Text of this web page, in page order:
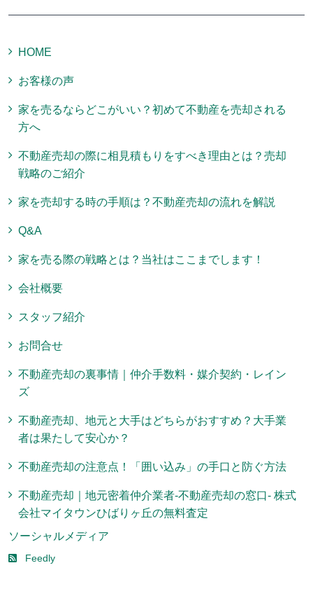
HOME
お客様の声
家を売るならどこがいい？初めて不動産を売却される
方へ
不動産売却の際に相見積もりをすべき理由とは？売却
戦略のご紹介
家を売却する時の手順は？不動産売却の流れを解説
Q&A
家を売る際の戦略とは？当社はここまでします！
会社概要
スタッフ紹介
お問合せ
不動産売却の裏事情｜仲介手数料・媒介契約・レイン
ズ
不動産売却、地元と大手はどちらがおすすめ？大手業
者は果たして安心か？
不動産売却の注意点！「囲い込み」の手口と防ぐ方法
不動産売却｜地元密着仲介業者-不動産売却の窓口- 株式
会社マイタウンひばりヶ丘の無料査定
ソーシャルメディア
Feedly